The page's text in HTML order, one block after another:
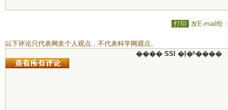
打印 发E-mail给
以下评论只代表网友个人观点，不代表科学网观点。
���� SSI �ļ�ʱ����